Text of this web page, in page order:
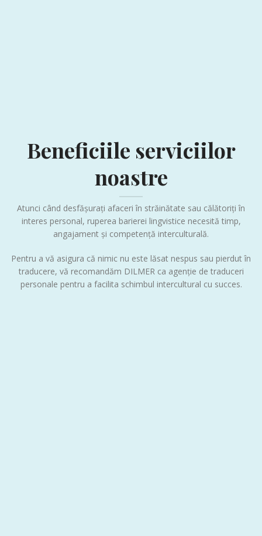
Beneficiile serviciilor
noastre
Atunci când desfășurați afaceri în străinătate sau călătoriți în
interes personal, ruperea barierei lingvistice necesită timp,
angajament și competență interculturală.
Pentru a vă asigura că nimic nu este lăsat nespus sau pierdut în
traducere, vă recomandăm DILMER ca agenție de traduceri
personale pentru a facilita schimbul intercultural cu succes.